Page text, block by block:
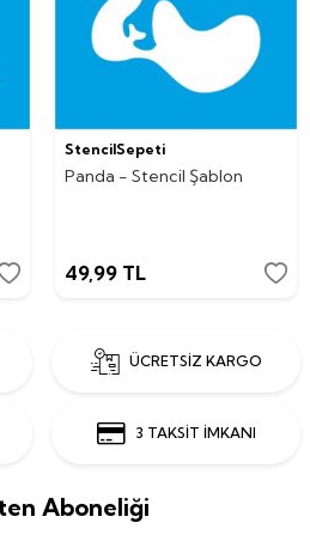
StencilSepeti
Panda - Stencil Şablon
49,99TL
ÜCRETSİZ KARGO
3 TAKSİT İMKANI
Aboneliği